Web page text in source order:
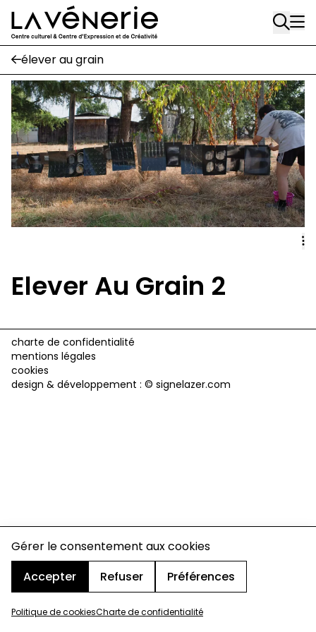
Gérer le consentement aux cookies
Accepter
Refuser Préférences
Politique de cookiesCharte de confidentialité
Aller au contenu principal
Rue Gratès, 3
1170 Watermael-Boitsfort
02 663 85 50
Écuries
Place Gilson, 3
1170 Watermael-Boitsfort
02 663 85 50
suivez-nous
Journal Vénerie- version papier
Newsletter
A
élever au grain
Elever Au Grain 2
charte de confidentialité
mentions légales
cookies
design & développement : © signelazer.com